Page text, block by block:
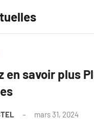
en savoir plus
mars 31, 2024